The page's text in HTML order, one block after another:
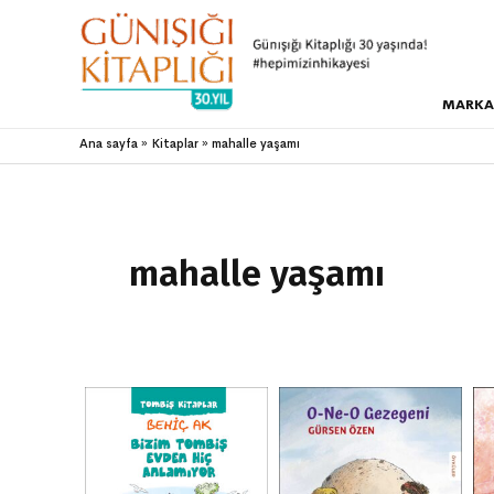
Ana sayfa Kitaplar mahalle yaşamı
mahalle yaşamı